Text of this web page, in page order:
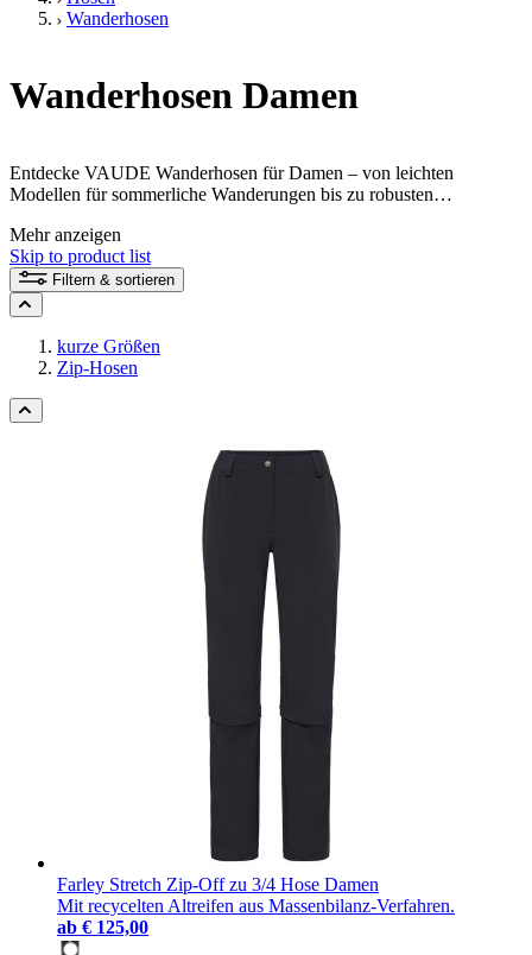
Wanderhosen
Wanderhosen Damen
Entdecke VAUDE Wanderhosen für Damen – von leichten
Modellen für sommerliche Wanderungen bis zu robusten
verschiedene Passformen und durchdachte Details begleiten dich auf
Wanderungen, Trekkingtouren und Reisen.
Mehr anzeigen
Skip to product list
Filtern & sortieren
kurze Größen
Zip-Hosen
Farley Stretch Zip-Off zu 3/4 Hose Damen
Mit recycelten Altreifen aus Massenbilanz-Verfahren.
ab € 125,00